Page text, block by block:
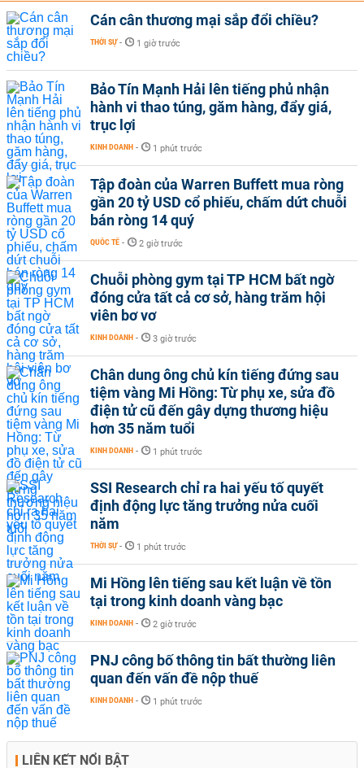
Cán cân thương mại sắp đổi chiều?
THỜI SỰ - 1 giờ trước
Bảo Tín Mạnh Hải lên tiếng phủ nhận
hành vi thao túng, găm hàng, đẩy giá,
trục lợi
KINH DOANH - 1 phút trước
Tập đoàn của Warren Buffett mua ròng
gần 20 tỷ USD cổ phiếu, chấm dứt chuỗi
bán ròng 14 quý
QUỐC TẾ - 2 giờ trước
Chuỗi phòng gym tại TP HCM bất ngờ
đóng cửa tất cả cơ sở, hàng trăm hội
viên bơ vơ
KINH DOANH - 3 giờ trước
Chân dung ông chủ kín tiếng đứng sau
tiệm vàng Mi Hồng: Từ phụ xe, sửa đồ
điện tử cũ đến gây dựng thương hiệu
hơn 35 năm tuổi
KINH DOANH - 1 phút trước
SSI Research chỉ ra hai yếu tố quyết
định động lực tăng trưởng nửa cuối
năm
THỜI SỰ - 1 phút trước
Mi Hồng lên tiếng sau kết luận về tồn
tại trong kinh doanh vàng bạc
KINH DOANH - 2 giờ trước
PNJ công bố thông tin bất thường liên
quan đến vấn đề nộp thuế
KINH DOANH - 1 phút trước
LIÊN KẾT NỔI BẬT